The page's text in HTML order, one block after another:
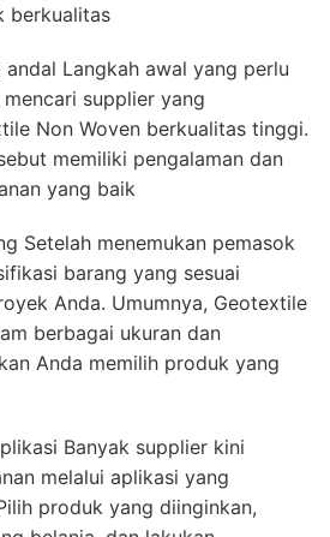
berkualitas
Langkah awal yang perlu
supplier yang
Non Woven berkualitas tinggi.
memiliki pengalaman dan
yang baik
Setelah menemukan pemasok
barang yang sesuai
Anda. Umumnya, Geotextile
berbagai ukuran dan
Anda memilih produk yang
Banyak supplier kini
melalui aplikasi yang
produk yang diinginkan,